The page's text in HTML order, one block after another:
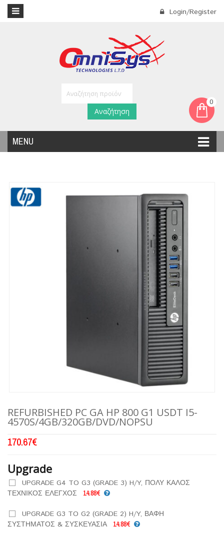
Login/Register
0
MENU
Αναζήτηση
REFURBISHED PC GA HP 800 G1 USDT I5-
4570S/4GB/320GB/DVD/NOPSU
170.67€
Upgrade
UPGRADE G4 TO G3 (GRADE 3) H/Y, ΠΟΛΥ ΚΑΛΟΣ
ΤΕΧΝΙΚΟΣ ΕΛΕΓΧΟΣ
14.88€
UPGRADE G3 TO G2 (GRADE 2) H/Y, ΒΑΦΗ
ΣΥΣΤΗΜΑΤΟΣ & ΣΥΣΚΕΥΑΣΙΑ
14.88€